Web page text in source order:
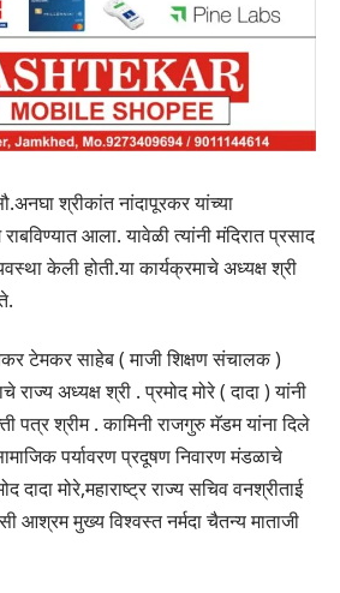
श्रीकांत नांदापूरकर यांच्या
आला. यावेळी त्यांनी मंदिरात प्रसाद
केली होती.या कार्यक्रमाचे अध्यक्ष श्री
टेमकर साहेब ( माजी शिक्षण संचालक )
राज्य अध्यक्ष श्री . प्रमोद मोरे ( दादा ) यांनी
पत्र श्रीम . कामिनी राजगुरु मॅडम यांना दिले
पर्यावरण प्रदूषण निवारण मंडळाचे
दादा मोरे,महाराष्ट्र राज्य सचिव वनश्रीताई
आश्रम मुख्य विश्वस्त नर्मदा चैतन्य माताजी